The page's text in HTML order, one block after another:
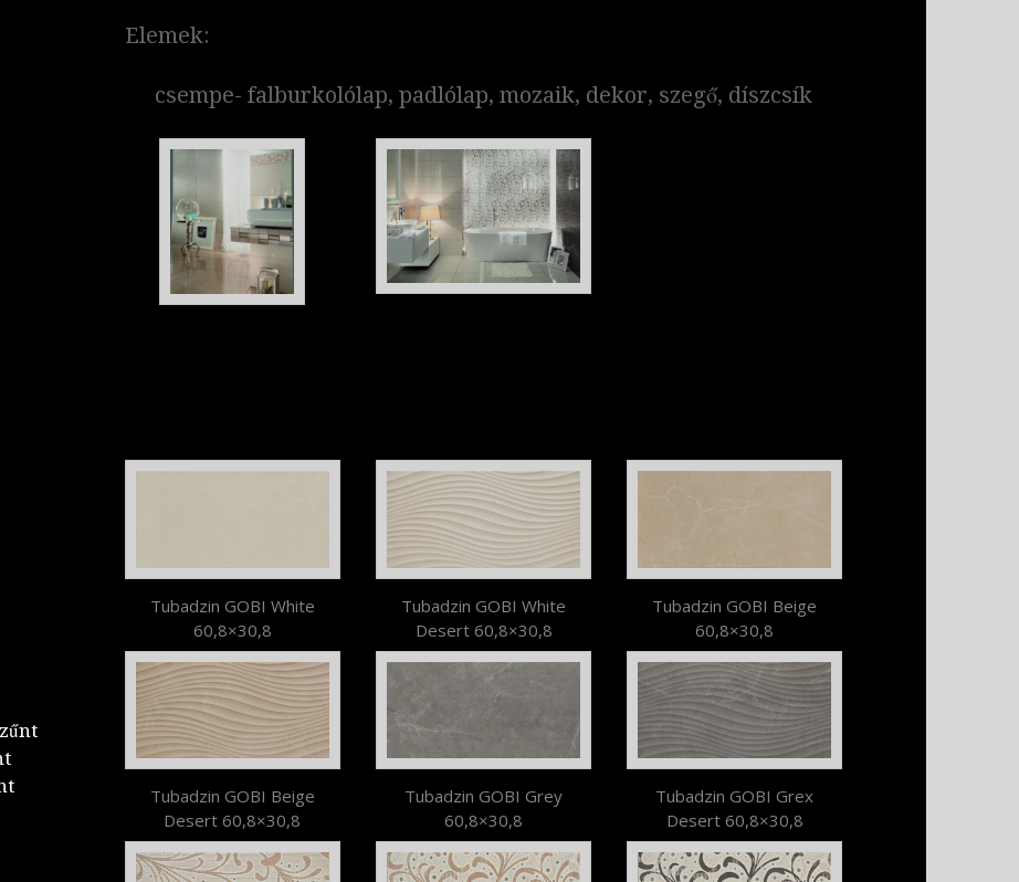
Elemek:
csempe- falburkolólap, padlólap, mozaik, dekor, szegő, díszcsík
Tubadzin GOBI White
60,8×30,8
Tubadzin GOBI White
Desert 60,8×30,8
Tubadzin GOBI Beige
60,8×30,8
Tubadzin GOBI Beige
Desert 60,8×30,8
Tubadzin GOBI Grey
60,8×30,8
Tubadzin GOBI Grex
Desert 60,8×30,8